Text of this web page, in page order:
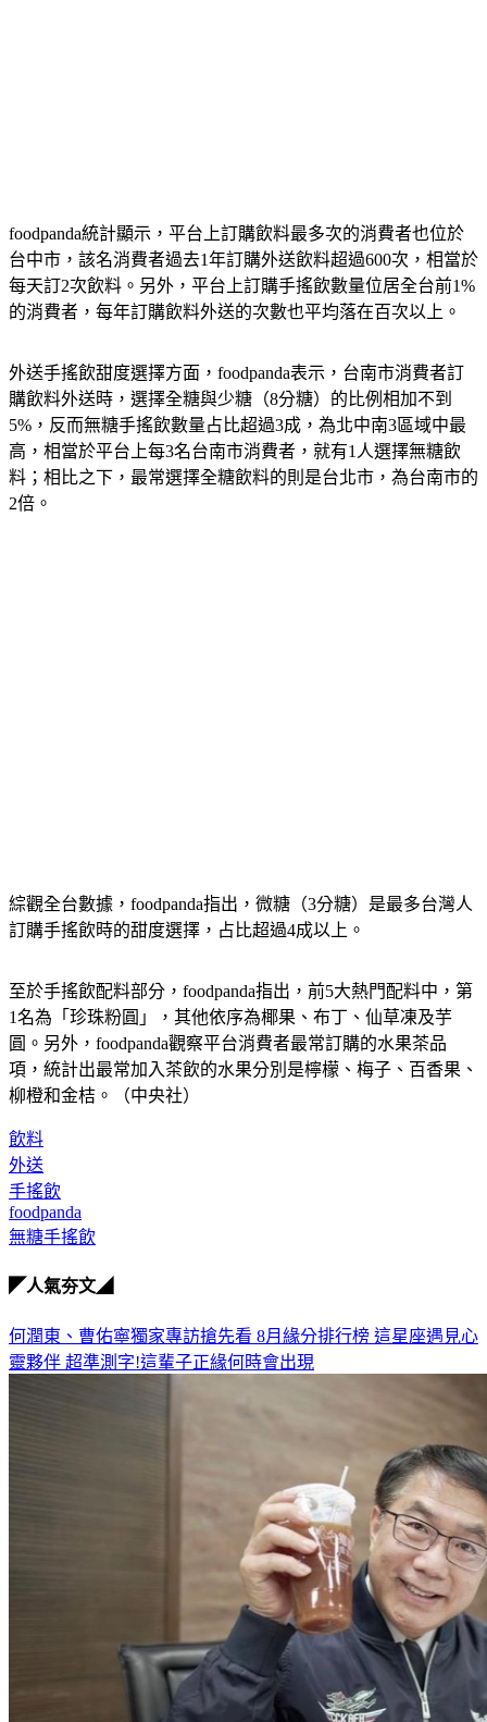
foodpanda統計顯示，平台上訂購飲料最多次的消費者也位於
台中市，該名消費者過去1年訂購外送飲料超過600次，相當於
每天訂2次飲料。另外，平台上訂購手搖飲數量位居全台前1%
的消費者，每年訂購飲料外送的次數也平均落在百次以上。
外送手搖飲甜度選擇方面，foodpanda表示，台南市消費者訂
購飲料外送時，選擇全糖與少糖（8分糖）的比例相加不到
5%，反而無糖手搖飲數量占比超過3成，為北中南3區域中最
高，相當於平台上每3名台南市消費者，就有1人選擇無糖飲
料；相比之下，最常選擇全糖飲料的則是台北市，為台南市的
2倍。
綜觀全台數據，foodpanda指出，微糖（3分糖）是最多台灣人
訂購手搖飲時的甜度選擇，占比超過4成以上。
至於手搖飲配料部分，foodpanda指出，前5大熱門配料中，第
1名為「珍珠粉圓」，其他依序為椰果、布丁、仙草凍及芋
圓。另外，foodpanda觀察平台消費者最常訂購的水果茶品
項，統計出最常加入茶飲的水果分別是檸檬、梅子、百香果、
柳橙和金桔。（中央社）
飲料
外送
手搖飲
foodpanda
無糖手搖飲
◤人氣夯文◢
何潤東、曹佑寧獨家專訪搶先看 8月緣分排行榜 這星座遇見心
靈夥伴 超準測字!這輩子正緣何時會出現